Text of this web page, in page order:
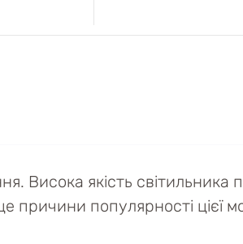
Висока якість світильника
причини популярності цієї